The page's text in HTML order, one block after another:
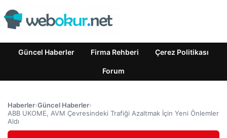
Güncel Haberler Firma Rehberi Çerez Politikası
Forum
Haberler›Güncel Haberler›
ABB UKOME, AVM Çevresindeki Trafiği Azaltmak İçin Yeni Önlemler
Aldı